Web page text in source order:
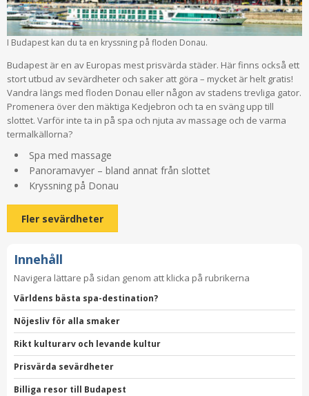
I Budapest kan du ta en kryssning på floden Donau.
Budapest är en av Europas mest prisvärda städer. Här finns också ett
stort utbud av sevärdheter och saker att göra – mycket är helt gratis!
Vandra längs med floden Donau eller någon av stadens trevliga gator.
Promenera över den mäktiga Kedjebron och ta en sväng upp till
slottet. Varför inte ta in på spa och njuta av massage och de varma
termalkällorna?
Spa med massage
Panoramavyer – bland annat från slottet
Kryssning på Donau
Fler sevärdheter
Innehåll
Navigera lättare på sidan genom att klicka på rubrikerna
Världens bästa spa-destination?
Nöjesliv för alla smaker
Rikt kulturarv och levande kultur
Prisvärda sevärdheter
Billiga resor till Budapest